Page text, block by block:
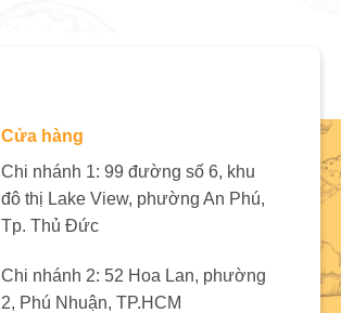
Cửa hàng
Chi nhánh 1: 99 đường số 6, khu
đô thị Lake View, phường An Phú,
Tp. Thủ Đức
Chi nhánh 2: 52 Hoa Lan, phường
2, Phú Nhuận, TP.HCM